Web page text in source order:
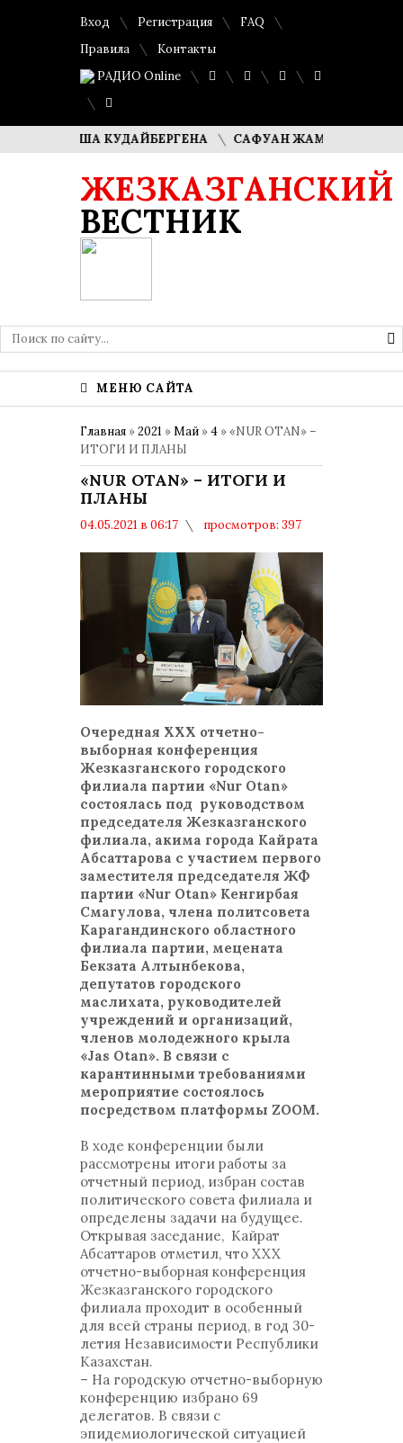
Вход Регистрация
FAQ
Правила
Контакты
РАДИО Online
ДИМАША КУДАЙБЕРГЕНА САФУАН ЖАМПЕИСОВ: «МЫ
ЖЕЗКАЗГАНСКИЙ
ВЕСТНИК
МЕНЮ САЙТА
Главная »2021 »Май »4 » «NUR OTAN» –
ИТОГИ И ПЛАНЫ
«NUR OTAN» – ИТОГИ И
ПЛАНЫ
04.05.2021 в 06:17
просмотров: 397
Очередная XXX отчетно-
выборная конференция
Жезказганского городского
филиала партии «Nur Otan»
состоялась под руководством
председателя Жезказганского
филиала, акима города Кайрата
Абсаттарова с участием первого
заместителя председателя ЖФ
партии «Nur Otan» Кенгирбая
Смагулова, члена политсовета
Карагандинского областного
филиала партии, мецената
Бекзата Алтынбекова,
депутатов городского
маслихата, руководителей
учреждений и организаций,
членов молодежного крыла
«Jas Otan». В связи с
карантинными требованиями
мероприятие состоялось
посредством платформы ZOOM.
В ходе конференции были
рассмотрены итоги работы за
отчетный период, избран состав
политического совета филиала и
определены задачи на будущее.
Открывая заседание, Кайрат
Абсаттаров отметил, что XXX
отчетно-выборная конференция
Жезказганского городского
филиала проходит в особенный
для всей страны период, в год 30-
летия Независимости Республики
Казахстан.
– На городскую отчетно-выборную
конференцию избрано 69
делегатов. В связи с
эпидемиологической ситуацией